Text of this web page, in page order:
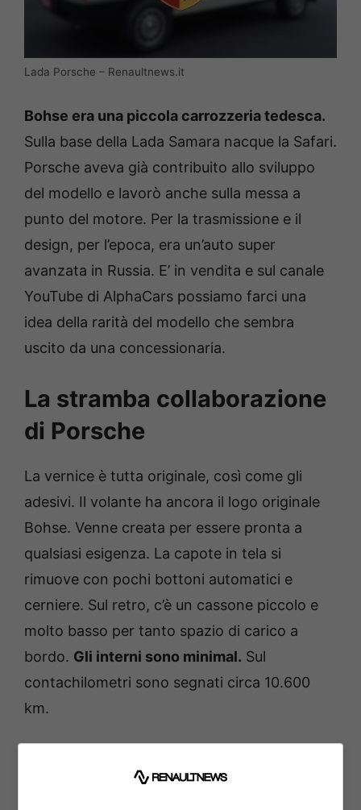
Lada Porsche – Renaultnews.it
Bohse era una piccola carrozzeria tedesca.
Sulla base della Lada Samara nacque la Safari.
Porsche aveva già contribuito allo sviluppo
del modello e lavorò anche sulla messa a
punto del motore. Per la trasmissione e il
design, per l’epoca, era un’auto super
avanzata in Russia. E’ in vendita e sul canale
YouTube di AlphaCars possiamo farci una
idea della rarità del modello che sembra
uscito da una concessionaria.
La stramba collaborazione
di Porsche
La vernice è tutta originale, così come gli
adesivi. Il volante ha ancora il logo originale
Bohse. Venne creata per essere pronta a
qualsiasi esigenza. La capote in tela si
rimuove con pochi bottoni automatici e
cerniere. Sul retro, c’è un cassone piccolo e
molto basso per tanto spazio di carico a
bordo. Gli interni sono minimal. Sul
contachilometri sono segnati circa 10.600
km.